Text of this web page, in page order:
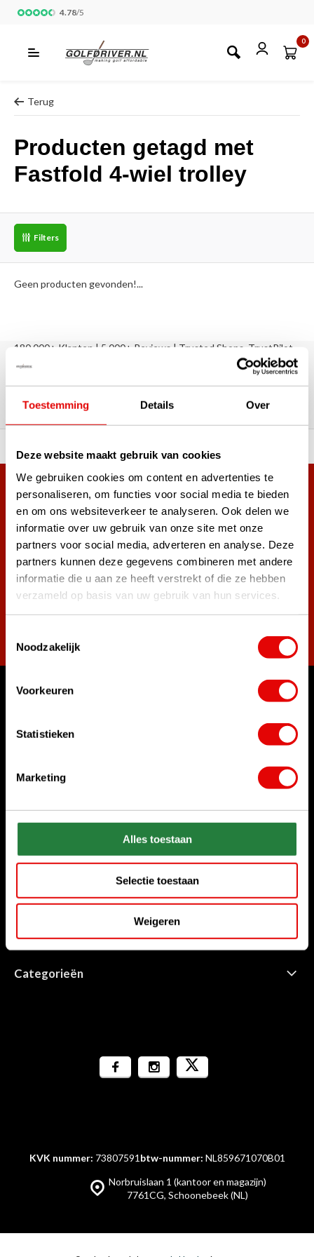
Toestemming Details Over
Deze website maakt gebruik van cookies
We gebruiken cookies om content en advertenties te
personaliseren, om functies voor social media te bieden
en om ons websiteverkeer te analyseren. Ook delen we
informatie over uw gebruik van onze site met onze
partners voor social media, adverteren en analyse. Deze
partners kunnen deze gegevens combineren met andere
informatie die u aan ze heeft verstrekt of die ze hebben
verzameld op basis van uw gebruik van hun services.
Noodzakelijk
Voorkeuren
Statistieken
Marketing
Alles toestaan
Selectie toestaan
Weigeren
4.78/5
0
Terug
Producten getagd met
Fastfold 4-wiel trolley
Filters
Geen producten gevonden!...
180.000+ Klanten | 5.000+ Reviews | Trusted Shops, TrustPilot,
Reviews: Onze klanten aan het
woord
Meer dan 38.000 klanten hebben zich al
aangemeld.
Word ook lid van de nieuwsbrief en mis nooit meer de beste
golf aanbiedingen!
Bel ons gerust
Chat met ons
Stuur ons een e-mail
sales@golfdriver.nl
Klantenservice
Informatie
Categorieën
Norbruislaan 1 (kantoor en magazijn)
7761CG, Schoonebeek (NL)
KVK nummer: 73807591 btw-nummer: NL859671070B01